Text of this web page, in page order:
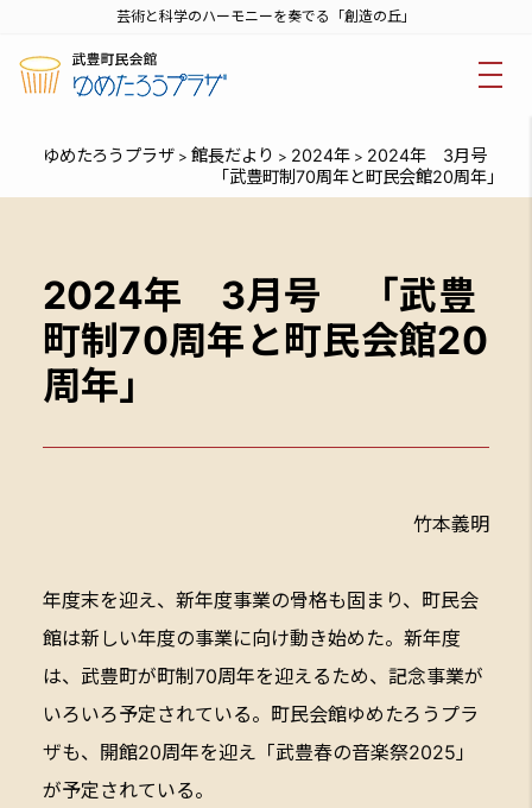
芸術と科学のハーモニーを奏でる「創造の丘」
ゆめたろうプラザ > 館長だより > 2024年 > 2024年 3月号
「武豊町制70周年と町民会館20周年」
2024年 3月号 「武豊
町制70周年と町民会館20
周年」
竹本義明
年度末を迎え、新年度事業の骨格も固まり、町民会
館は新しい年度の事業に向け動き始めた。新年度
は、武豊町が町制70周年を迎えるため、記念事業が
いろいろ予定されている。町民会館ゆめたろうプラ
ザも、開館20周年を迎え「武豊春の音楽祭2025」
が予定されている。